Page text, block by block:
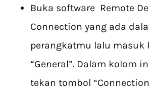
Buka software Remote
Connection yang ada
perangkatmu lalu masuk
“General”. Dalam kolom
tekan tombol